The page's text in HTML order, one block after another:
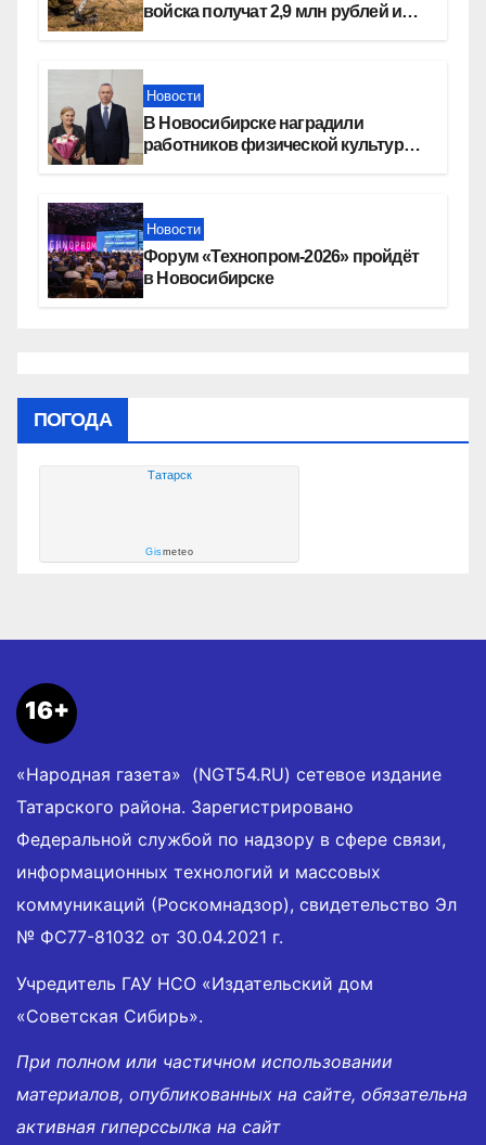
войска получат 2,9 млн рублей и
Новости
В Новосибирске наградили
работников физической культуры
Новости
Форум «Технопром-2026» пройдёт
в Новосибирске
ПОГОДА
Татарск
Gismeteo
16+
«Народная газета» (NGT54.RU) сетевое издание
Татарского района. Зарегистрировано
Федеральной службой по надзору в сфере связи,
информационных технологий и массовых
коммуникаций (Роскомнадзор), свидетельство Эл
№ ФС77-81032 от 30.04.2021 г.
Учредитель ГАУ НСО «Издательский дом
«Советская Сибирь».
При полном или частичном использовании
материалов, опубликованных на сайте, обязательна
активная гиперссылка на сайт